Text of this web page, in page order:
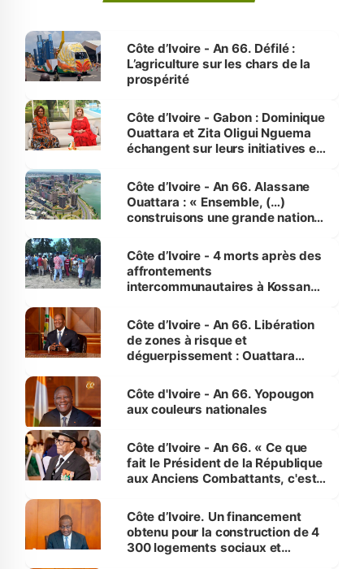
Côte d’Ivoire - An 66. Défilé :
L’agriculture sur les chars de la
prospérité
Côte d’Ivoire - Gabon : Dominique
Ouattara et Zita Oligui Nguema
échangent sur leurs initiatives en
enfants
Côte d’Ivoire - An 66. Alassane
Ouattara : « Ensemble, (…)
construisons une grande nation
générations futures »
Côte d’Ivoire - 4 morts après des
affrontements
intercommunautaires à Kossandji
milieu des sinistrés
Côte d’Ivoire - An 66. Libération
de zones à risque et
déguerpissement : Ouattara
l'Etat de droit pour préserver les
vies humaines »
Côte d'Ivoire - An 66. Yopougon
aux couleurs nationales
Côte d’Ivoire - An 66. « Ce que
fait le Président de la République
aux Anciens Combattants, c'est
Côte d’Ivoire. Un financement
obtenu pour la construction de 4
300 logements sociaux et